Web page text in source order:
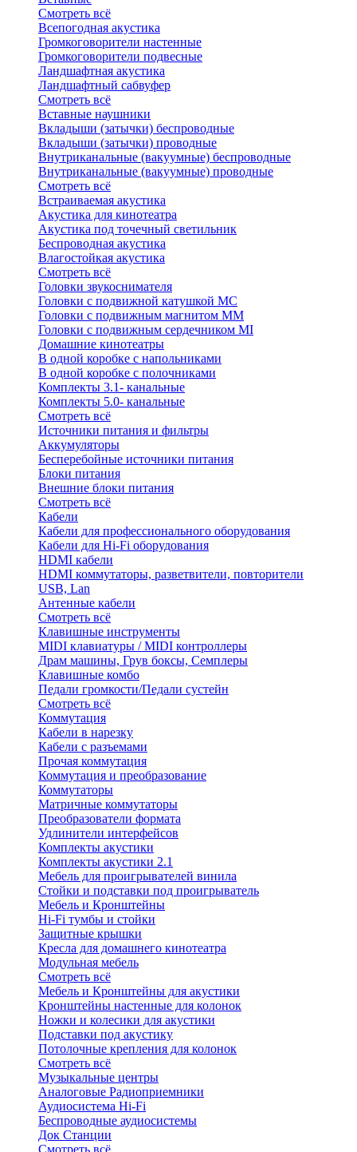
Смотреть всё
Всепогодная акустика
Громкоговорители настенные
Громкоговорители подвесные
Ландшафтная акустика
Ландшафтный сабвуфер
Смотреть всё
Вставные наушники
Вкладыши (затычки) беспроводные
Вкладыши (затычки) проводные
Внутриканальные (вакуумные) беспроводные
Внутриканальные (вакуумные) проводные
Смотреть всё
Встраиваемая акустика
Акустика для кинотеатра
Акустика под точечный светильник
Беспроводная акустика
Влагостойкая акустика
Смотреть всё
Головки звукоснимателя
Головки с подвижной катушкой MC
Головки с подвижным магнитом ММ
Головки с подвижным сердечником MI
Домашние кинотеатры
В одной коробке с напольниками
В одной коробке с полочниками
Комплекты 3.1- канальные
Комплекты 5.0- канальные
Смотреть всё
Источники питания и фильтры
Аккумуляторы
Бесперебойные источники питания
Блоки питания
Внешние блоки питания
Смотреть всё
Кабели
Кабели для профессионального оборудования
Кабели для Hi-Fi оборудования
HDMI кабели
HDMI коммутаторы, разветвители, повторители
USB, Lan
Антенные кабели
Смотреть всё
Клавишные инструменты
MIDI клавиатуры / MIDI контроллеры
Драм машины, Грув боксы, Семплеры
Клавишные комбо
Педали громкости/Педали сустейн
Смотреть всё
Коммутация
Кабели в нарезку
Кабели с разъемами
Прочая коммутация
Коммутация и преобразование
Коммутаторы
Матричные коммутаторы
Преобразователи формата
Удлинители интерфейсов
Комплекты акустики
Комплекты акустики 2.1
Мебель для проигрывателей винила
Стойки и подставки под проигрыватель
Мебель и Кронштейны
Hi-Fi тумбы и стойки
Защитные крышки
Кресла для домашнего кинотеатра
Модульная мебель
Смотреть всё
Мебель и Кронштейны для акустики
Кронштейны настенные для колонок
Ножки и колесики для акустики
Подставки под акустику
Потолочные крепления для колонок
Смотреть всё
Музыкальные центры
Аналоговые Радиоприемники
Аудиосистема Hi-Fi
Беспроводные аудиосистемы
Док Станции
Смотреть всё